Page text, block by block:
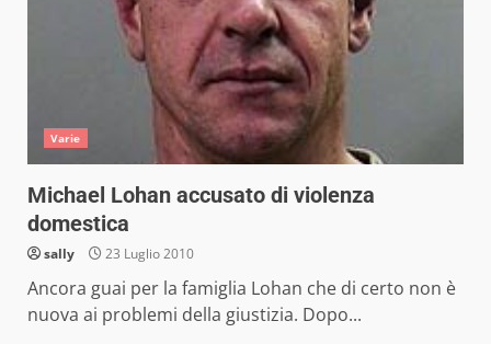
Varie
Michael Lohan accusato di violenza
domestica
sally 23 Luglio 2010
Ancora guai per la famiglia Lohan che di certo non è
nuova ai problemi della giustizia. Dopo...